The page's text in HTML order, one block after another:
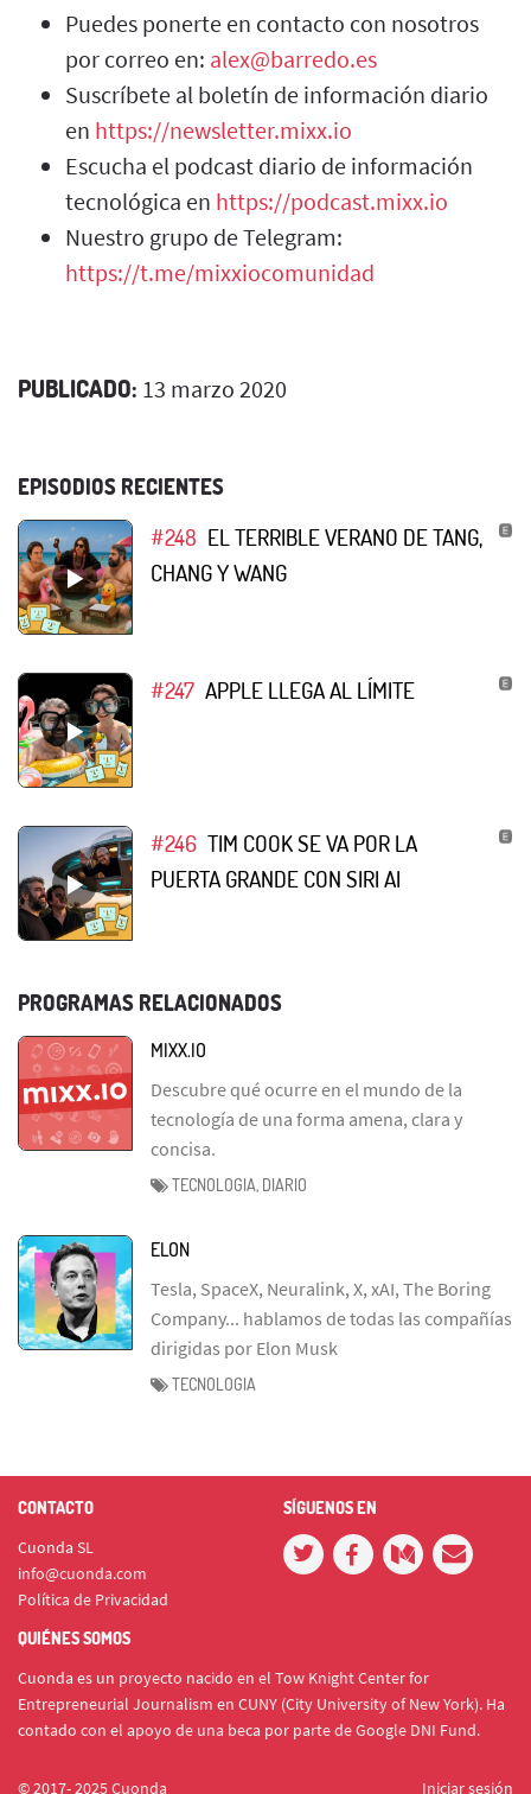
Puedes ponerte en contacto con nosotros
por correo en: alex@barredo.es
Suscríbete al boletín de información diario
en https://newsletter.mixx.io
Escucha el podcast diario de información
tecnológica en https://podcast.mixx.io
Nuestro grupo de Telegram:
https://t.me/mixxiocomunidad
PUBLICADO: 13 marzo 2020
EPISODIOS RECIENTES
#248 EL TERRIBLE VERANO DE TANG,
CHANG Y WANG
#247 APPLE LLEGA AL LÍMITE
#246 TIM COOK SE VA POR LA
PUERTA GRANDE CON SIRI AI
PROGRAMAS RELACIONADOS
MIXX.IO
Descubre qué ocurre en el mundo de la
tecnología de una forma amena, clara y
concisa.
TECNOLOGIA, DIARIO
ELON
Tesla, SpaceX, Neuralink, X, xAI, The Boring
Company... hablamos de todas las compañías
dirigidas por Elon Musk
TECNOLOGIA
CONTACTO
Cuonda SL
info@cuonda.com
Política de Privacidad
SÍGUENOS EN
QUIÉNES SOMOS
Cuonda es un proyecto nacido en el Tow Knight Center for
Entrepreneurial Journalism en CUNY (City University of New York). Ha
contado con el apoyo de una beca por parte de Google DNI Fund.
© 2017- 2025 Cuonda Iniciar sesión